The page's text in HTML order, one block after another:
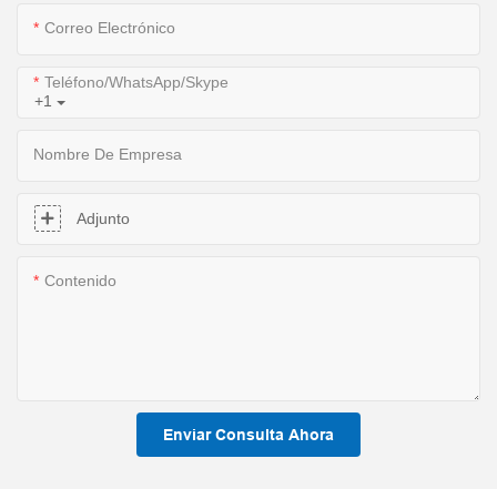
Correo Electrónico
+1
Teléfono/WhatsApp/Skype
Nombre De Empresa
Adjunto
Contenido
Enviar Consulta Ahora